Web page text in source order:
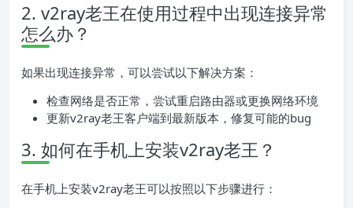
2. v2ray老王在使用过程中出现连接异常
怎么办？
如果出现连接异常，可以尝试以下解决方案：
检查网络是否正常，尝试重启路由器或更换网络环境
更新v2ray老王客户端到最新版本，修复可能的bug
3. 如何在手机上安装v2ray老王？
在手机上安装v2ray老王可以按照以下步骤进行：